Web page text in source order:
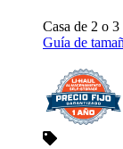
Casa de 2 o
Guía de